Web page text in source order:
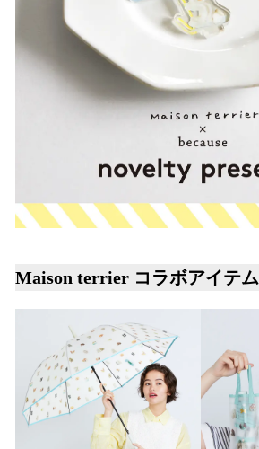
Maison terrier コラボアイテム